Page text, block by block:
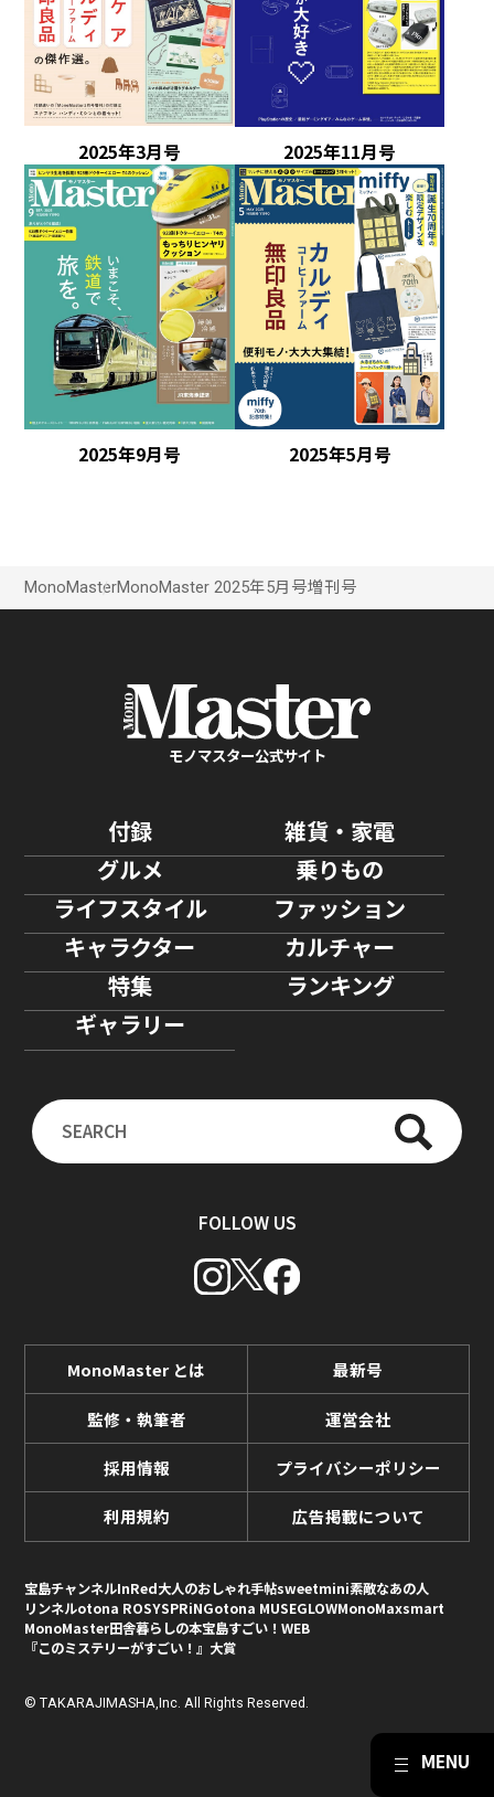
2025年3月号 2025年11月号
2025年9月号 2025年5月号
MonoMasterMonoMaster 2025年5月号増刊号
モノマスター公式サイト
付録
雑貨・家電
グルメ
乗りもの
ライフスタイル
ファッション
キャラクター
カルチャー
特集
ランキング
ギャラリー
FOLLOW US
MonoMaster とは 最新号
監修・執筆者 運営会社
採用情報 プライバシーポリシー
利用規約 広告掲載について
宝島チャンネルInRed大人のおしゃれ手帖sweetmini素敵なあの人
リンネルotona ROSYSPRiNGotona MUSEGLOWMonoMaxsmart
MonoMaster田舎暮らしの本宝島すごい！WEB
『このミステリーがすごい！』大賞
© TAKARAJIMASHA,Inc. All Rights Reserved.